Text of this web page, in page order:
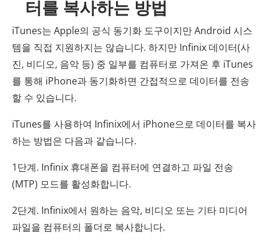
터를 복사하는 방법
iTunes는 Apple의 공식 동기화 도구이지만 Android 시스
템을 직접 지원하지는 않습니다. 하지만 Infinix 데이터(사
진, 비디오, 음악 등) 중 일부를 컴퓨터로 가져온 후 iTunes
를 통해 iPhone과 동기화하면 간접적으로 데이터를 전송
할 수 있습니다.
iTunes를 사용하여 Infinix에서 iPhone으로 데이터를 복사
하는 방법은 다음과 같습니다.
1단계. Infinix 휴대폰을 컴퓨터에 연결하고 파일 전송
(MTP) 모드를 활성화합니다.
2단계. Infinix에서 원하는 음악, 비디오 또는 기타 미디어
파일을 컴퓨터의 폴더로 복사합니다.